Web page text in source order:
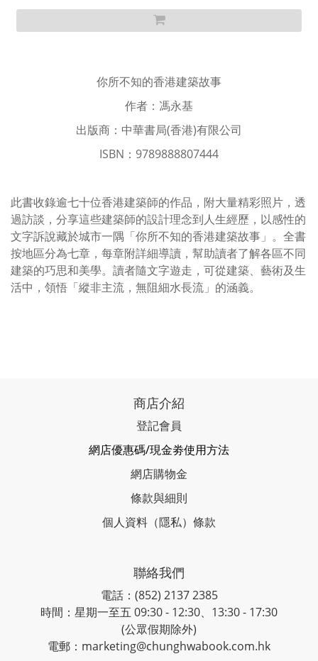
你所不知的香港建築故事
作者：馮永基
出版商：中華書局(香港)有限公司
ISBN：9789888807444
此書收錄逾七十位香港建築師的作品，附大量精彩照片，透
過訪談，分享這些建築師的設計理念到人生經歷，以感性的
文字訴說藏於城市一隅「你所不知的香港建築故事」。全書
按地區分為七章，每章附詳細導讀，幫助讀者了解各區不同
建築的巧思和美學。讀者隨文字遊走，可從建築、藝術及生
活中，領悟「縱非主流，無阻細水長流」的涵義。
商店介紹
登記會員
網店優惠碼/現金劵使用方法
網店購物金
條款與細則
個人資料（隱私）條款
聯絡我們
電話：(852) 2137 2385
時間：星期一至五 09:30 - 12:30、13:30 - 17:30
(公眾假期除外)
電郵：marketing@chunghwabook.com.hk